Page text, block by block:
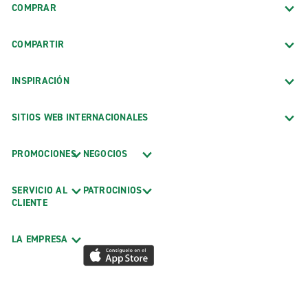
COMPRAR
COMPARTIR
INSPIRACIÓN
SITIOS WEB INTERNACIONALES
PROMOCIONES
SERVICIO AL
CLIENTE
LA EMPRESA
NEGOCIOS
PATROCINIOS